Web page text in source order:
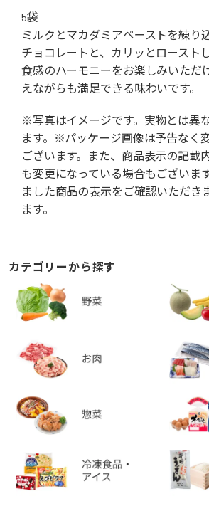
5袋
ミルクとマカダミアペーストを練り
チョコレートと、カリッとロースト
食感のハーモニーをお楽しみいただ
えながらも満足できる味わいです。
※写真はイメージです。実物とは異
ます。※パッケージ画像は予告なく
ございます。また、商品表示の記載
も変更になっている場合もございま
ました商品の表示をご確認いただき
ます。
カテゴリーから探す